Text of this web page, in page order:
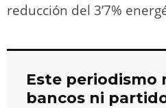
reducción del 3’7%
Este periodismo
bancos ni